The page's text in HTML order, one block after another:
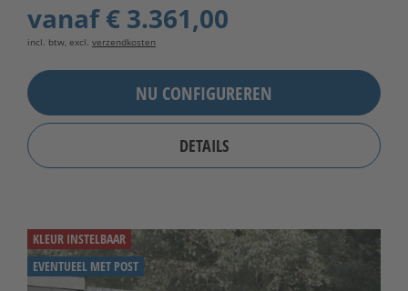
vanaf€ 3.361,00
incl. btw, excl. verzendkosten
NU CONFIGUREREN
DETAILS
KLEUR INSTELBAAR
EVENTUEEL MET POST